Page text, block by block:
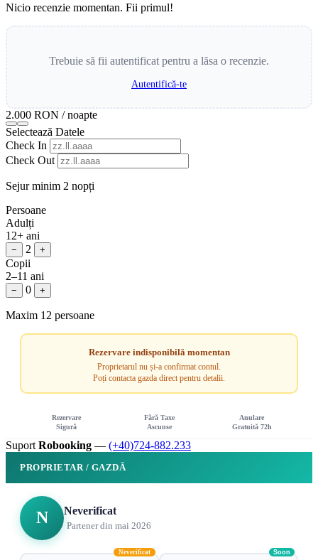
Nicio recenzie momentan. Fii primul!
Trebuie să fii autentificat pentru a lăsa o recenzie.
Autentifică-te
2.000 RON / noapte
Selectează Datele
Check In
Check Out
Sejur minim 2 nopți
Persoane
Adulți
12+ ani
− 2 +
Copii
2–11 ani
− 0 +
Maxim 12 persoane
Rezervare indisponibilă momentan
Proprietarul nu și-a confirmat contul.
Poți contacta gazda direct pentru detalii.
Rezervare
Sigură
Fără Taxe
Ascunse
Anulare
Gratuită 72h
Suport Robooking — (+40)724-882.233
PROPRIETAR / GAZDĂ
N Neverificat
Partener din mai 2026
Neverificat Soon